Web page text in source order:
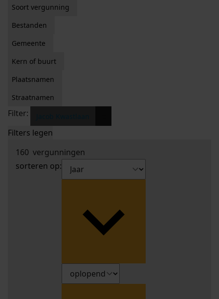
Soort vergunning
Bestanden
Gemeente
Kern of buurt
Plaatsnamen
Straatnamen
Filter:
Filters legen
160 vergunningen
sorteren op: